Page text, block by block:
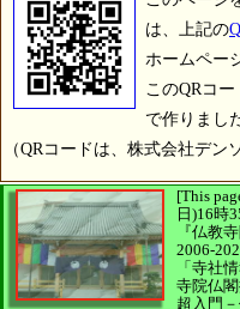
は、上記の
ホームペー
このQRコー
で作りまし
（QRコードは、株式会社デン
[This
日)16時
『仏教
2006-
「寺社
寺院仏閣
超入門